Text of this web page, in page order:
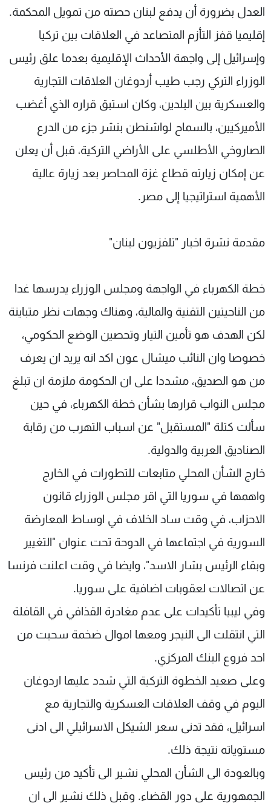
العدل بضرورة أن يدفع لبنان حصته من تمويل المحكمة.
إقليميا قفز التأزم المتصاعد في العلاقات بين تركيا
وإسرائيل إلى واجهة الأحداث الإقليمية بعدما علق رئيس
الوزراء التركي رجب طيب أردوغان العلاقات التجارية
والعسكرية بين البلدين، وكان استبق قراره الذي أغضب
الأميركيين، بالسماح لواشنطن بنشر جزء من الدرع
الصاروخي الأطلسي على الأراضي التركية، قبل أن يعلن
عن إمكان زيارته قطاع غزة المحاصر بعد زيارة عالية
الأهمية استراتيجيا إلى مصر.
مقدمة نشرة اخبار "تلفزيون لبنان"
خطة الكهرباء في الواجهة ومجلس الوزراء يدرسها غدا
من الناحيتين التقنية والمالية، وهناك وجهات نظر متباينة
لكن الهدف هو تأمين التيار وتحصين الوضع الحكومي،
خصوصا وان النائب ميشال عون اكد انه يريد ان يعرف
من هو الصديق، مشددا على ان الحكومة ملزمة ان تبلغ
مجلس النواب قرارها بشأن خطة الكهرباء، في حين
سألت كتلة "المستقبل" عن اسباب التهرب من رقابة
الصناديق العربية والدولية.
خارج الشأن المحلي متابعات للتطورات في الخارج
واهمها في سوريا التي اقر مجلس الوزراء قانون
الاحزاب، في وقت ساد الخلاف في اوساط المعارضة
السورية في اجتماعها في الدوحة تحت عنوان "التغيير
وبقاء الرئيس بشار الاسد"، وايضا في وقت اعلنت فرنسا
عن اتصالات لعقوبات اضافية على سوريا.
وفي ليبيا تأكيدات على عدم مغادرة القذافي في القافلة
التي انتقلت الى النيجر ومعها اموال ضخمة سحبت من
احد فروع البنك المركزي.
وعلى صعيد الخطوة التركية التي شدد عليها اردوغان
اليوم في وقف العلاقات العسكرية والتجارية مع
اسرائيل، فقد تدنى سعر الشيكل الاسرائيلي الى ادنى
مستوياته نتيجة ذلك.
وبالعودة الى الشأن المحلي نشير الى تأكيد من رئيس
الجمهورية على دور القضاء. وقبل ذلك نشير الى ان